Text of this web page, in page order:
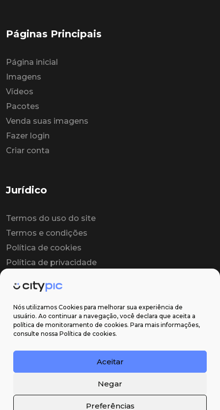
Nós utilizamos Cookies para melhorar sua experiência de
usuário. Ao continuar a navegação, você declara que aceita a
política de monitoramento de cookies. Para mais informações,
consulte nossa Política de cookies.
Aceitar
Negar
Preferências
Páginas Principais
Página inicial
Imagens
Vídeos
Pacotes
Venda suas imagens
Fazer login
Criar conta
Jurídico
Termos do uso do site
Termos e condições
Política de cookies
Política de privacidade
Contrato de licença
Suporte
Email: contato@citypic.com.br